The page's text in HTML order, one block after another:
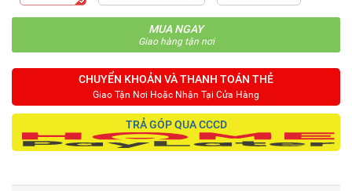
MUA NGAY
Giao hàng tận nơi
CHUYỂN KHOẢN VÀ THANH TOÁN THẺ
Giao Tận Nơi Hoặc Nhận Tại Cửa Hàng
TRẢ GÓP QUA CCCD